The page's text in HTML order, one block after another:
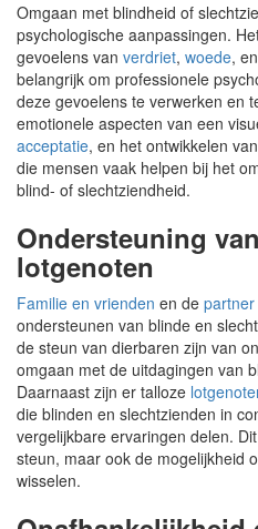
Omgaan met blindheid of
psychologische aanpassingen.
gevoelens van verdriet, woede, en
belangrijk om professionele
deze gevoelens te verwerken en
emotionele aspecten van een
acceptatie, en het ontwikkelen
die mensen vaak helpen bij het
blind- of slechtziendheid.
Ondersteuning
lotgenoten
Familie en vrienden en de partner
ondersteunen van blinde en
de steun van dierbaren zijn van
omgaan met de uitdagingen van
Daarnaast zijn er talloze
die blinden en slechtzienden in
vergelijkbare ervaringen delen.
steun, maar ook de mogelijkheid
wisselen.